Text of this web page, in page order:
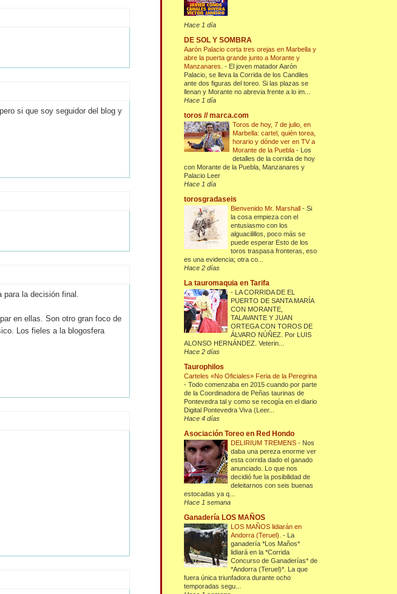
si que soy seguidor del blog y
la decisión final.
en ellas. Son otro gran foco de
Los fieles a la blogosfera
Hace 1 día
DE SOL Y SOMBRA
Aarón Palacio corta tres orejas en Marbella y
abre la puerta grande junto a Morante y
Manzanares.- El joven matador Aarón
Palacio, se lleva la Corrida de los Candiles
ante dos figuras del toreo. Si las plazas se
llenan y Morante no abrevia frente a lo im...
Hace 1 día
toros // marca.com
Toros de hoy, 7 de julio, en
Marbella: cartel, quién torea,
horario y dónde ver en TV a
Morante de la Puebla- Los
detalles de la corrida de hoy
con Morante de la Puebla, Manzanares y
Palacio Leer
Hace 1 día
torosgradaseis
Bienvenido Mr. Marshall-Si
la cosa empieza con el
entusiasmo con los
alguacilillos, poco más se
puede esperar Esto de los
toros traspasa fronteras, eso
es una evidencia; otra co...
Hace 2 días
La tauromaquia en Tarifa
- LA CORRIDA DE EL
PUERTO DE SANTA MARÍA
CON MORANTE,
TALAVANTE Y JUAN
ORTEGA CON TOROS DE
ÁLVARO NÚÑEZ. Por LUIS
ALONSO HERNÁNDEZ. Veterin...
Hace 2 días
Taurophilos
Carteles «No Oficiales» Feria de la Peregrina
-Todo comenzaba en 2015 cuando por parte
de la Coordinadora de Peñas taurinas de
Pontevedra tal y como se recogía en el diario
Digital Pontevedra Viva (Leer...
Hace 4 días
Asociación Toreo en Red Hondo
DELIRIUM TREMENS- Nos
daba una pereza enorme ver
esta corrida dado el ganado
anunciado. Lo que nos
decidió fue la posibilidad de
deleitarnos con seis buenas
estocadas ya q...
Hace 1 semana
Ganadería LOS MAÑOS
LOS MAÑOS lidiarán en
Andorra (Teruel).- La
ganadería *Los Maños*
lidiará en la *Corrida
Concurso de Ganaderías* de
*Andorra (Teruel)*. La que
fuera única triunfadora durante ocho
temporadas segu...